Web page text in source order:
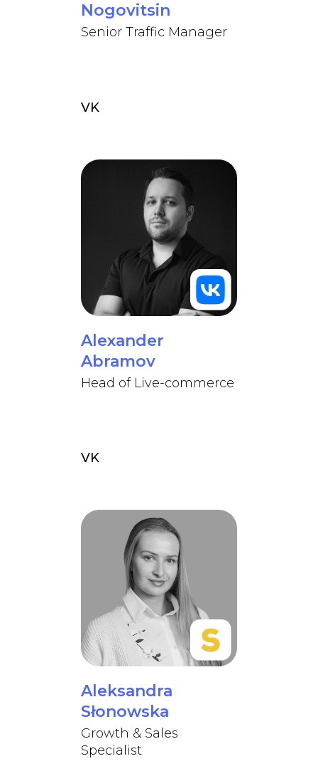
Nogovitsin
Senior Traffic Manager
VK
Alexander
Abramov
Head of Live-commerce
VK
Aleksandra
Słonowska
Growth & Sales
Specialist